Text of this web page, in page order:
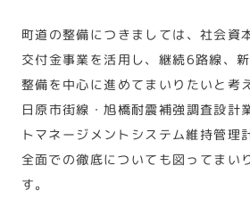
町道の整備につきましては、社会資
交付金事業を活用し、継続6路線、
整備を中心に進めてまいりたいと考
日原市街線・旭橋耐震補強調査設計
トマネージメントシステム維持管理
全面での徹底についても図ってまい
す。